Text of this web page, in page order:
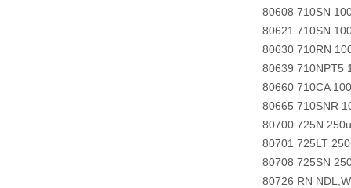
80608 710SN
80621 710SN
80630 710RN
80639 710NPT5
80660 710CA
80665 710SNR
80700 725N
80701 725LT
80708 725SN
80726 RN